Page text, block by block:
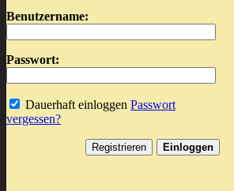
Benutzername:
Passwort:
Dauerhaft einloggen Passwort
vergessen?